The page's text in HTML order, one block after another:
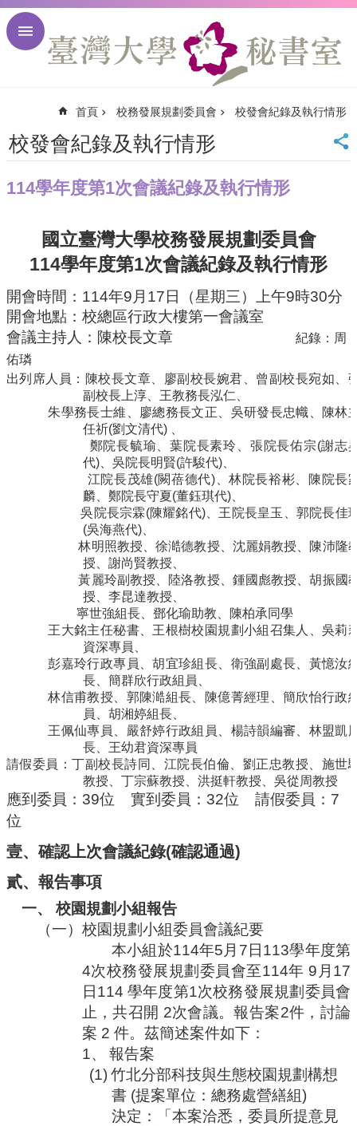
跳到主要內容區塊
首
頁
大
大
訊
English
網
站
導
覽
政
議
校
務
會
議
校
首頁 校務發展規劃委員會 校發會紀錄及執行情形
校發會紀錄及執行情形
114學年度第1次會議紀錄及執行情形
國立臺灣大學校務發展規劃委員會
114學年度第1次會議紀錄及執行情形
開會時間： 114年9 月 17 日 （星期三）上午9時30分
開會地點：校總區行政大樓第一會議室
會議主持人：陳校長文章
紀錄：周
佑璘
出列席人員：陳校長文章 、廖副校長婉君、 曾副校長宛如 、
副校長上淳、王教務長泓仁、
朱學務長士維、廖總務長文正、吳研發長忠幟、陳林
任祈(劉文清代)
鄭院長毓瑜 、葉院長素玲、張院長佑宗(謝志
代) 吳院長明賢(許駿代)
江院長茂雄(闕蓓德代)、林院長裕彬
陳院長
麟、鄭院長守夏(董鈺琪代)
吳院長宗霖(陳耀銘代)、 王院長皇玉、 郭院長佳
(吳海燕代)
林明照教授、徐澔德教授、沈麗娟教授、陳沛隆
授、 謝尚賢教授
黃麗玲副教授 、陸洛教授、 鍾國彪教授 、胡振國
授、李昆達教授、
寧世強組長、 鄧化瑜助教 、陳柏承同學
王大銘主任秘書、王根樹校園規劃小組召集人、吳莉
資深專員、
彭嘉玲行政專員、胡宜珍組長、衛強副處長、黃憶汝
長、簡群欣行政組員、
林信甫教授、郭陳澔組長、陳億菁經理、簡欣怡行政
員、胡湘婷組長、
王佩仙專員、嚴舒婷行政組員、楊詩韻編審、林盟凱
長、王幼君資深專員
請假委員：丁副校長詩同、江院長伯倫、 劉正忠教授、施世
教授、丁宗蘇教授、 洪挺軒教授 、吳從周教授
應到委員： 39位 實到委員： 32位 請假委員： 7
位
壹、 確認上次會議紀錄(確認通過)
貳、 報告事項
一、
校園規劃小組報告
（一） 校園規劃小組委員會議紀要
本小組於114年5 月 7 日 113學年度第
4次校務發展規劃委員會至114年 9 月 17
日 114 學年度第1次校務發展規劃委員會
止，共召開 2次會議。報告案2件，討論
案 2 件。茲簡述案件如下：
1、
報告案
(1) 竹北分部科技與生態校園規劃構想
書 (提案單位：總務處營繕組)
決定：「本案洽悉，委員所提意見